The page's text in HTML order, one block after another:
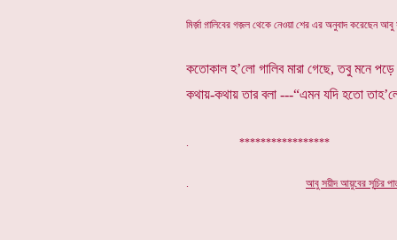
মির্জ়া গ়ালিবের গজ়ল থেকে নেওয়া শের এর অনুবাদ করেছেন
কতোকাল হ’লো গালিব মারা গেছে, তবু মনে পড়ে
কথায়-কথায় তার বলা ---“এমন যদি হতো
. *****************
. আবু সয়ীদ আয়ুবের সূচির